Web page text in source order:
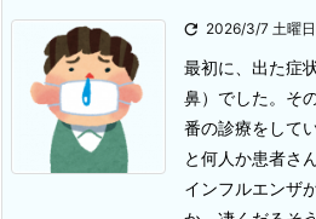
 2026/3/7 土曜日
最初に、出た症
鼻）でした。そ
番の診療をして
と何人か患者さ
インフルエンザ